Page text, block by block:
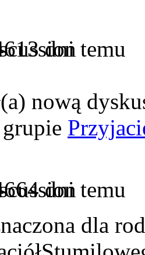
dni temu
nową
dni temu
dla